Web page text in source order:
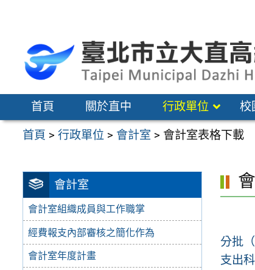
區
首頁 關於直中 行政單位 校
首頁 >行政單位 > 會計室 > 會計室表格下載
會計室
會計室組織成員與工作職掌
經費報支內部審核之簡化作為
會計室年度計畫
分批
支出